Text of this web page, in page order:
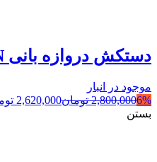
دستکش دروازه بانی IILEVEN
موجود در انبار
6%
2,800,000 تومان2,620,000
بستن